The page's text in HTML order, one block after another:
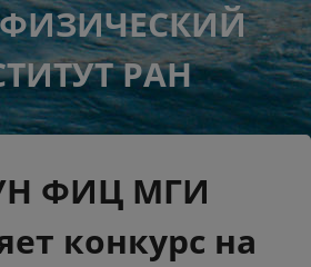
РАН
ФИЦ МГИ
конкурс на